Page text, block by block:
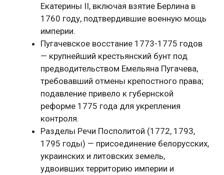
Екатерины II, включая взятие Берлина в
1760 году, подтвердившие военную мощь
империи.
Пугачевское восстание 1773-1775 годов
— крупнейший крестьянский бунт под
предводительством Емельяна Пугачева,
требовавший отмены крепостного права;
подавление привело к губернской
реформе 1775 года для укрепления
контроля.
Разделы Речи Посполитой (1772, 1793,
1795 годы) — присоединение белорусских,
украинских и литовских земель,
удвоивших территорию империи и